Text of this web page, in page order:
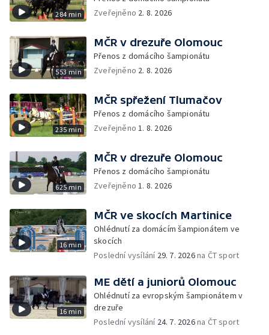
284 min
Zveřejněno 2. 8. 2026
553 min
MČR v drezuře Olomouc
Přenos z domácího šampionátu
Zveřejněno 2. 8. 2026
235 min
MČR spřežení Tlumačov
Přenos z domácího šampionátu
Zveřejněno1. 8. 2026
625 min
MČR v drezuře Olomouc
Přenos z domácího šampionátu
Zveřejněno1. 8. 2026
16 min
MČR ve skocích Martinice
Ohlédnutí za domácím šampionátem ve
skocích
Poslední vysílání 29. 7. 2026na ČT sport
16 min
ME dětí a juniorů Olomouc
Ohlédnutí za evropským šampionátem v
drezuře
Poslední vysílání 24. 7. 2026na ČT sport